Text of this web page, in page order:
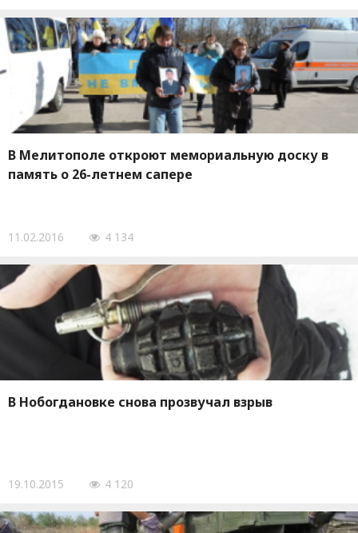
В Мелитополе откроют мемориальную доску в
память о 26-летнем сапере
11.02.2016 4 134
В Нобогдановке снова прозвучал взрыв
19.10.2015 4 120